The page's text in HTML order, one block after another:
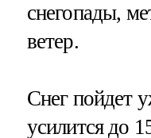
снегопады,
ветер.
Снег пойдет
усилится до